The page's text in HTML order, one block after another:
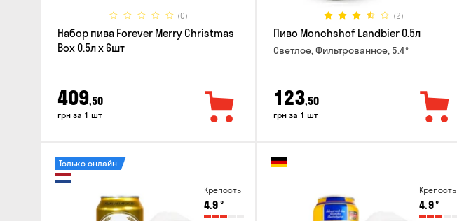
(0)
Набор пива Forever Merry Christmas
Box 0.5л x 6шт
409,50
грн за 1 шт
(2)
Пиво Monchshof Landbier 0.5л
Светлое, Фильтрованное, 5.4°
123,50
грн за 1 шт
Крепость
4.9°
Только онлайн
Крепость
4.9°